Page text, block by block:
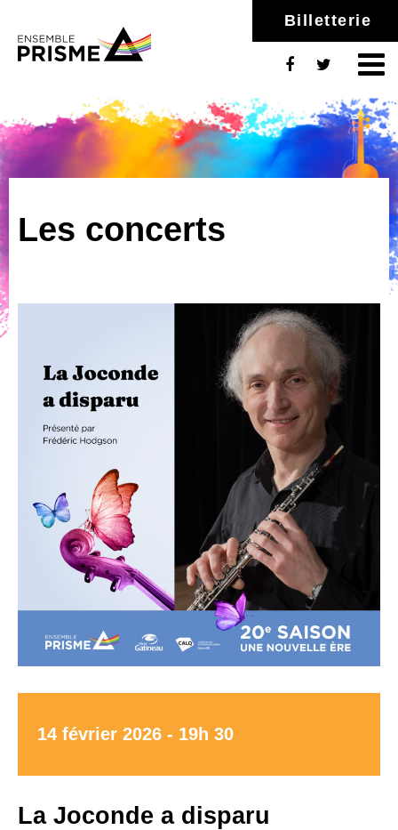
Billetterie
Les concerts
14 février 2026 - 19h 30
La Joconde a disparu